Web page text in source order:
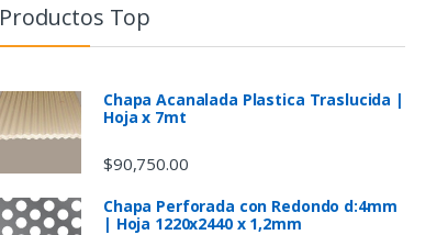
Productos Top
Chapa Acanalada Plastica Traslucida |
Hoja x 7mt
$90,750.00
Chapa Perforada con Redondo d:4mm
| Hoja 1220x2440 x 1,2mm